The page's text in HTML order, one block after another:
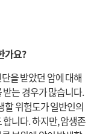
가요?
을 받았던 암에 대해
는 경우가 많습니다.
할 위험도가 일반인의
니다. 하지만, 암생존